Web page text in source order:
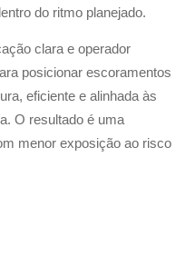
do ritmo planejado.
clara e operador
posicionar escoramentos
eficiente e alinhada às
O resultado é uma
menor exposição ao risco